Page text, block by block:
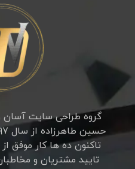
گروه طراحی سایت
تاکنون ده ها کار موفق
تایید مشتریان و